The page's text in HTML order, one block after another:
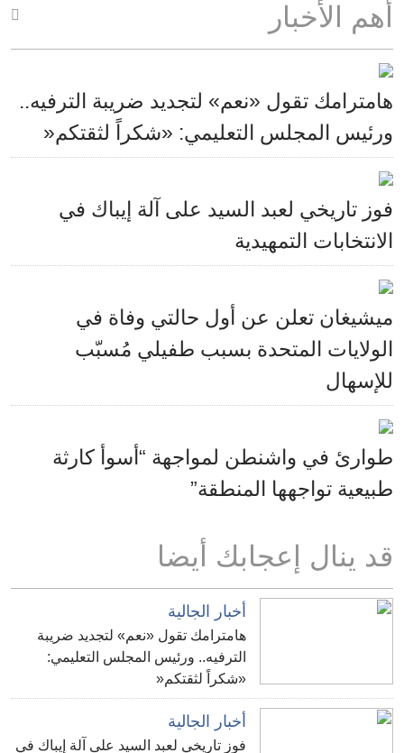
أهم الأخبار
هامترامك تقول «نعم» لتجديد ضريبة الترفيه..
ورئيس المجلس التعليمي: «شكراً لثقتكم«
فوز تاريخي لعبد السيد على آلة إيباك في
الانتخابات التمهيدية
ميشيغان تعلن عن أول حالتي وفاة في
الولايات المتحدة بسبب طفيلي مُسبّب
للإسهال
طوارئ في واشنطن لمواجهة “أسوأ كارثة
طبيعية تواجهها المنطقة”
قد ينال إعجابك أيضا
أخبار الجالية
هامترامك تقول «نعم» لتجديد ضريبة
الترفيه.. ورئيس المجلس التعليمي:
«شكراً لثقتكم«
أخبار الجالية
فوز تاريخي لعبد السيد على آلة إيباك في